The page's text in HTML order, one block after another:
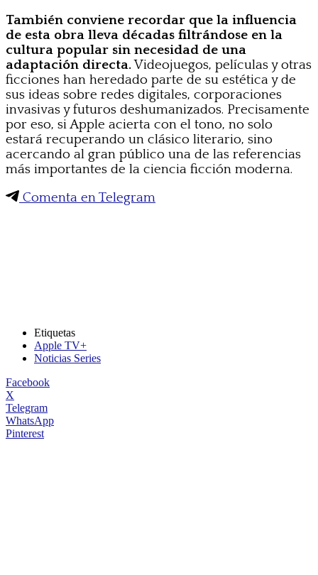
También conviene recordar que la influencia
de esta obra lleva décadas filtrándose en la
cultura popular sin necesidad de una
adaptación directa.Videojuegos, películas y otras
ficciones han heredado parte de su estética y de
sus ideas sobre redes digitales, corporaciones
invasivas y futuros deshumanizados. Precisamente
por eso, si Apple acierta con el tono, no solo
estará recuperando un clásico literario, sino
acercando al gran público una de las referencias
más importantes de la ciencia ficción moderna.
Comenta en Telegram
Etiquetas
Apple TV+
Noticias Series
Facebook
X
Telegram
WhatsApp
Pinterest